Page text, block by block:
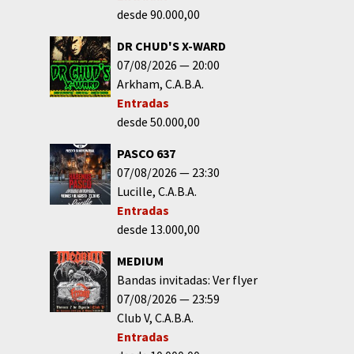
desde 90.000,00
DR CHUD'S X-WARD
07/08/2026
20:00
Arkham C.A.B.A.
Entradas
desde 50.000,00
PASCO 637
07/08/2026
23:30
Lucille C.A.B.A.
Entradas
desde 13.000,00
MEDIUM
Bandas invitadas: Ver flyer
07/08/2026
23:59
Club V C.A.B.A.
Entradas